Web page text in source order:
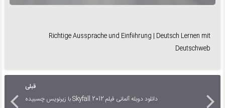
Richtige Aussprache und Einführung | Deutsch Lernen mit
Deutschweb
قبلی
دانلود دوبله آلمانی فیلم Skyfall 2012 با زیرنویس چسبیده